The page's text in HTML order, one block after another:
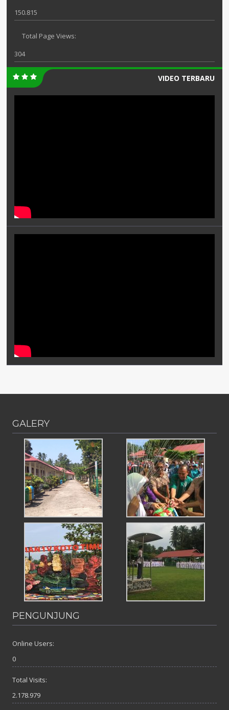
150.815
Total Page Views:
304
VIDEO TERBARU
GALERY
PENGUNJUNG
Online Users:
0
Total Visits:
2.178.979